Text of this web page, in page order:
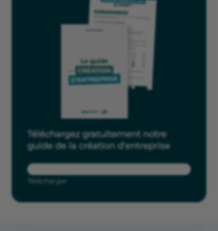
Téléchargez gratuitement notre
guide de la création d'entreprise
Télécharger